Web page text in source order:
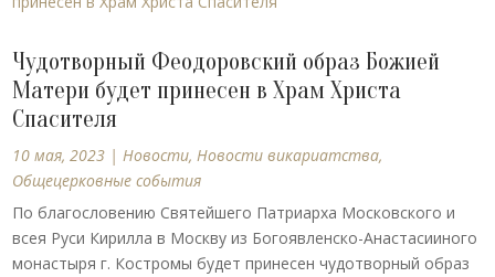
Чудотворный Феодоровский образ Божией
Матери будет принесен в Храм Христа
Спасителя
10 мая, 2023 |Новости,Новости викариатства,
Общецерковные события
По благословению Святейшего Патриарха Московского и
всея Руси Кирилла в Москву из Богоявленско-Анастасииного
монастыря г. Костромы будет принесен чудотворный образ